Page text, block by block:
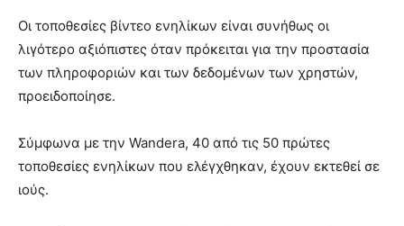
Οι τοποθεσίες βίντεο ενηλίκων είναι συνήθως οι
λιγότερο αξιόπιστες όταν πρόκειται για την προστασία
των πληροφοριών και των δεδομένων των χρηστών,
προειδοποίησε.
Σύμφωνα με την Wandera, 40 από τις 50 πρώτες
τοποθεσίες ενηλίκων που ελέγχθηκαν, έχουν εκτεθεί σε
ιούς.